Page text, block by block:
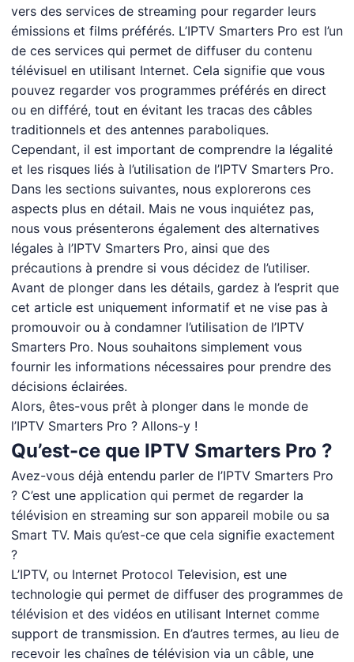
vers des services de streaming pour regarder leurs
émissions et films préférés. L’IPTV Smarters Pro est l’un
de ces services qui permet de diffuser du contenu
télévisuel en utilisant Internet. Cela signifie que vous
pouvez regarder vos programmes préférés en direct
ou en différé, tout en évitant les tracas des câbles
traditionnels et des antennes paraboliques.
Cependant, il est important de comprendre la légalité
et les risques liés à l’utilisation de l’IPTV Smarters Pro.
Dans les sections suivantes, nous explorerons ces
aspects plus en détail. Mais ne vous inquiétez pas,
nous vous présenterons également des alternatives
légales à l’IPTV Smarters Pro, ainsi que des
précautions à prendre si vous décidez de l’utiliser.
Avant de plonger dans les détails, gardez à l’esprit que
cet article est uniquement informatif et ne vise pas à
promouvoir ou à condamner l’utilisation de l’IPTV
Smarters Pro. Nous souhaitons simplement vous
fournir les informations nécessaires pour prendre des
décisions éclairées.
Alors, êtes-vous prêt à plonger dans le monde de
l’IPTV Smarters Pro ? Allons-y !
Qu’est-ce que IPTV Smarters Pro ?
Avez-vous déjà entendu parler de l’IPTV Smarters Pro
? C’est une application qui permet de regarder la
télévision en streaming sur son appareil mobile ou sa
Smart TV. Mais qu’est-ce que cela signifie exactement
?
L’IPTV, ou Internet Protocol Television, est une
technologie qui permet de diffuser des programmes de
télévision et des vidéos en utilisant Internet comme
support de transmission. En d’autres termes, au lieu de
recevoir les chaînes de télévision via un câble, une